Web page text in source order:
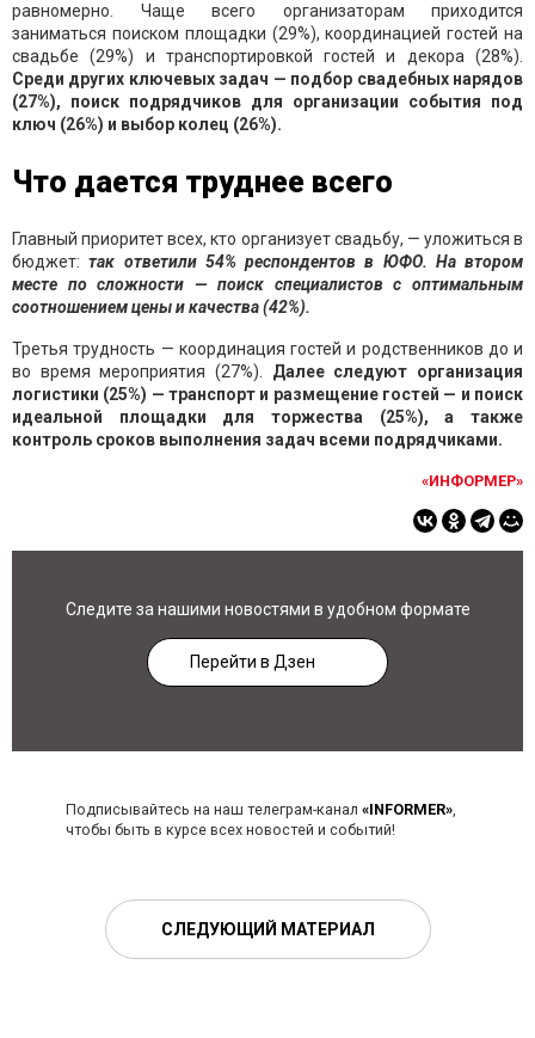
равномерно. Чаще всего организаторам приходится
заниматься поиском площадки (29%), координацией гостей на
свадьбе (29%) и транспортировкой гостей и декора (28%).
Среди других ключевых задач — подбор свадебных нарядов
(27%), поиск подрядчиков для организации события под
ключ (26%) и выбор колец (26%).
Что дается труднее всего
Главный приоритет всех, кто организует свадьбу, — уложиться в
бюджет:так ответили 54% респондентов в ЮФО. На втором
месте по сложности — поиск специалистов с оптимальным
соотношением цены и качества (42%).
Третья трудность — координация гостей и родственников до и
во время мероприятия (27%). Далее следуют организация
логистики (25%) — транспорт и размещение гостей — и поиск
идеальной площадки для торжества (25%), а также
контроль сроков выполнения задач всеми подрядчиками.
«ИНФОРМЕР»
Следите за нашими новостями в удобном формате
Перейти в Дзен
Подписывайтесь на наш телеграм-канал «INFORMER»
чтобы быть в курсе всех новостей и событий!
СЛЕДУЮЩИЙ МАТЕРИАЛ